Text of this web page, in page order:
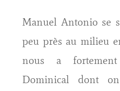
Manuel Antonio se
peu près au milieu
nous a
Dominical dont